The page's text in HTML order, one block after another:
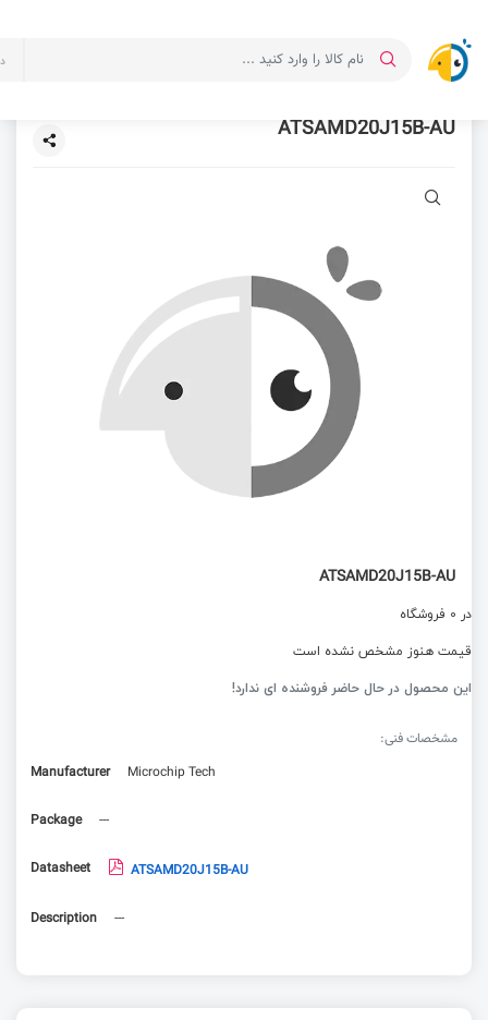
ATSAMD20J15B-AU
ATSAMD20J15B-AU
در 0 فروشگاه
قیمت هنوز مشخص نشده است
این محصول در حال حاضر فروشنده ای ندارد!
مشخصات فنی:
Manufacturer
Microchip Tech
Package ---
Datasheet ATSAMD20J15B-AU
Description ---